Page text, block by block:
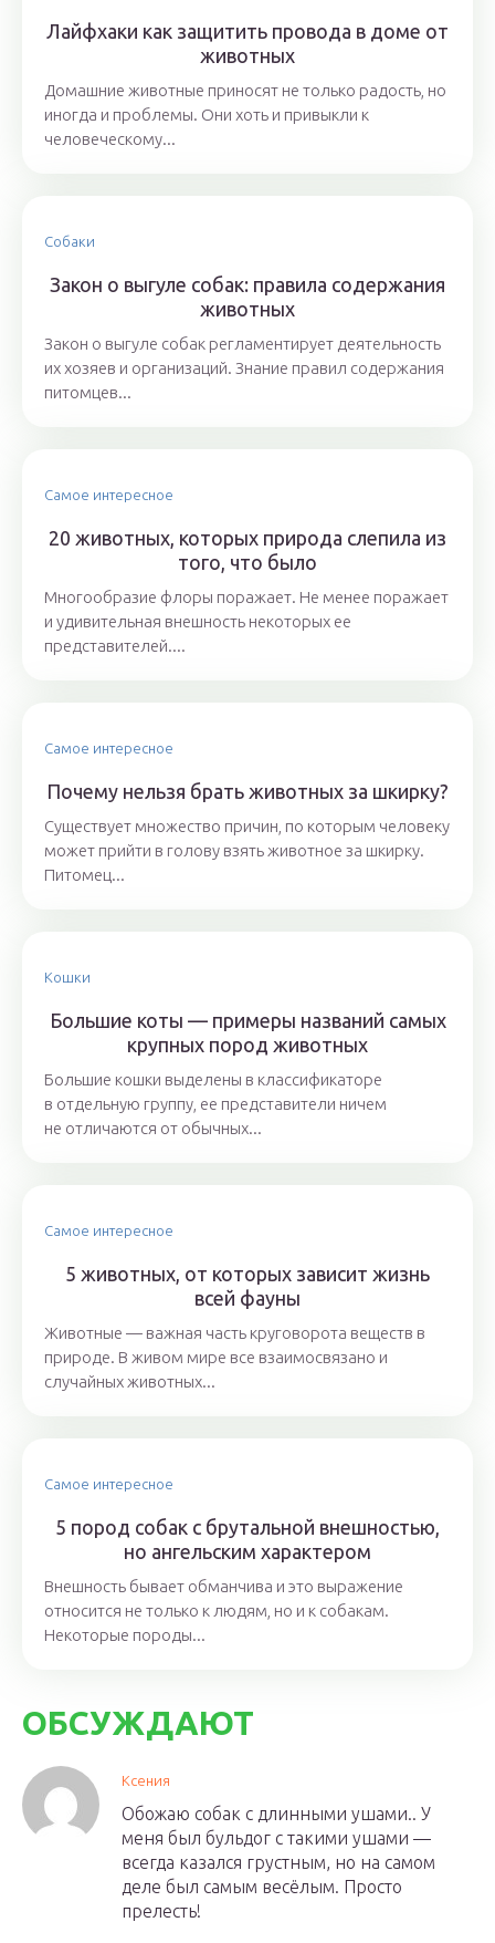
Лайфхаки как защитить провода в доме от
животных
Домашние животные приносят не только радость, но
иногда и проблемы. Они хоть и привыкли к
человеческому...
Собаки
Закон о выгуле собак: правила содержания
животных
Закон о выгуле собак регламентирует деятельность
их хозяев и организаций. Знание правил содержания
питомцев...
Самое интересное
20 животных, которых природа слепила из
того, что было
Многообразие флоры поражает. Не менее поражает
и удивительная внешность некоторых ее
представителей....
Самое интересное
Почему нельзя брать животных за шкирку?
Существует множество причин, по которым человеку
может прийти в голову взять животное за шкирку.
Питомец...
Кошки
Большие коты — примеры названий самых
крупных пород животных
Большие кошки выделены в классификаторе
в отдельную группу, ее представители ничем
не отличаются от обычных...
Самое интересное
5 животных, от которых зависит жизнь
всей фауны
Животные — важная часть круговорота веществ в
природе. В живом мире все взаимосвязано и
случайных животных...
Самое интересное
5 пород собак с брутальной внешностью,
но ангельским характером
Внешность бывает обманчива и это выражение
относится не только к людям, но и к собакам.
Некоторые породы...
ОБСУЖДАЮТ
Ксения
Обожаю собак с длинными ушами.. У
меня был бульдог с такими ушами —
всегда казался грустным, но на самом
деле был самым весёлым. Просто
прелесть!